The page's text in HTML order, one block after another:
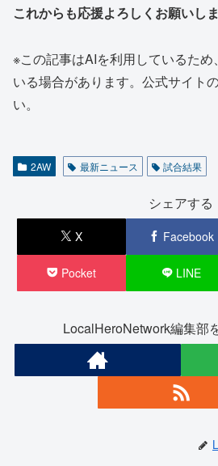
これからも応援よろしくお願いし
※この記事はAIを利用しているた
いる場合があります。公式サイト
い。
2AW 最新ニュース 試合結果
シェアする
X Facebook
Pocket LINE
LocalHeroNetwork編集部